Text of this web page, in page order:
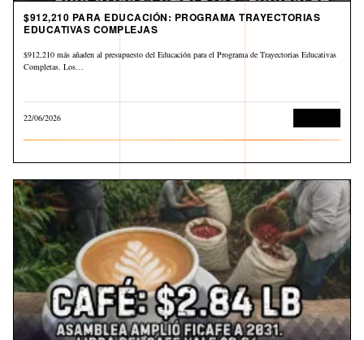
$912,210 PARA EDUCACIÓN: PROGRAMA TRAYECTORIAS
EDUCATIVAS COMPLEJAS
$912,210 más añaden al presupuesto del Educación para el Programa de Trayectorias Educativas
Completas. Los…
22/06/2026